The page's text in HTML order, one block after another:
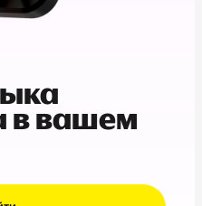
в вашем